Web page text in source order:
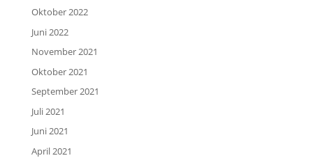
Oktober 2022
Juni 2022
November 2021
Oktober 2021
September 2021
Juli 2021
Juni 2021
April 2021